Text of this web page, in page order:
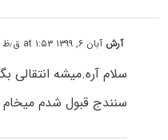
آرش آبان ۶, ۱۳۹۹ at ۱:۵۳ ق٫ظ
سلام آره.میشه انتقالی
سنندج قبول شدم میخام